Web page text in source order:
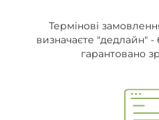
Термінові
визначаєте "дедлайн"
гарантовано